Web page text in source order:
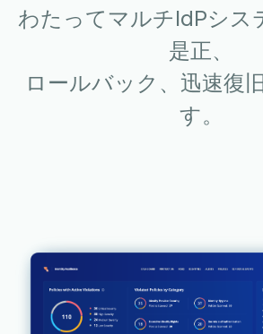
わたってマルチIdPシス
是正、
ロールバック、迅速復
す。